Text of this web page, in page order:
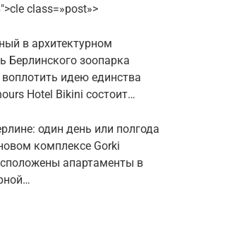
class=»post»>
в архитектурном
Берлинского зоопарка
идею единства
Hotel Bikini состоит…
один день или полгода
комплексе Gorki
апартаменты в